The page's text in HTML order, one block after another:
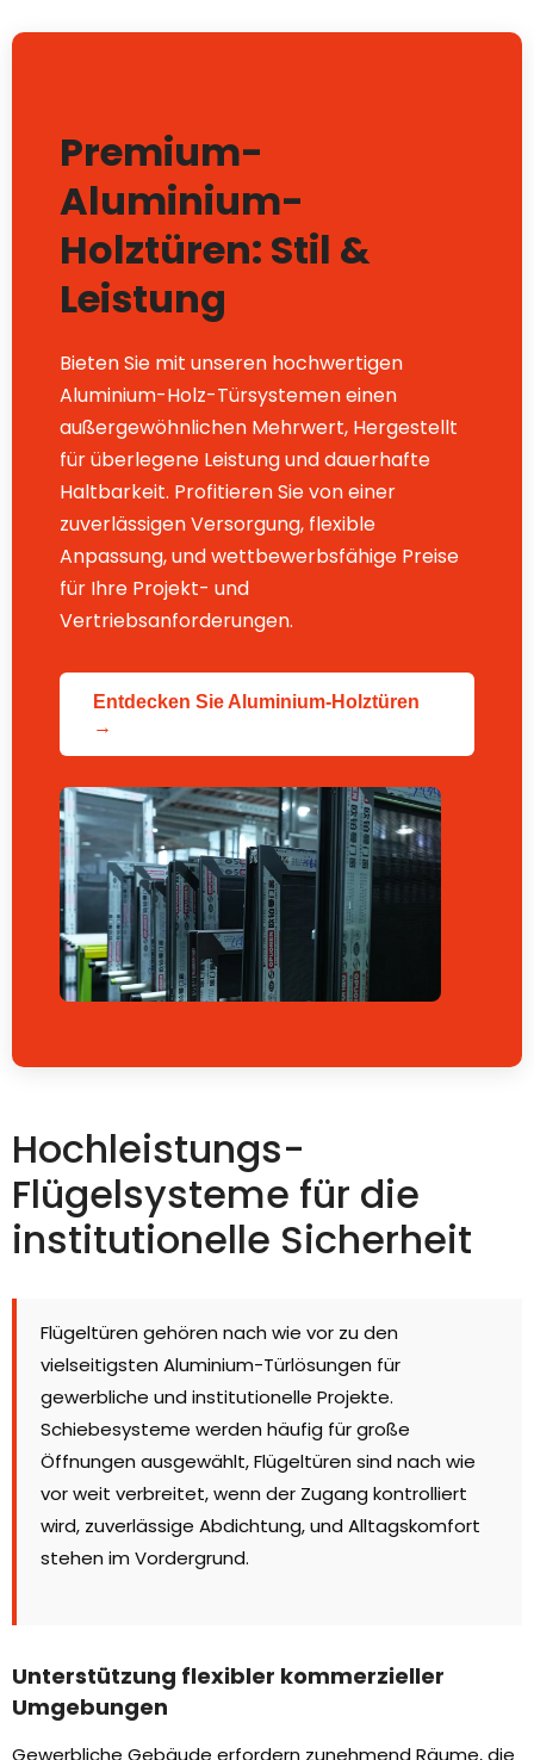
Premium-
Aluminium-
Holztüren: Stil &
Leistung
Bieten Sie mit unseren hochwertigen
Aluminium-Holz-Türsystemen einen
außergewöhnlichen Mehrwert, Hergestellt
für überlegene Leistung und dauerhafte
Haltbarkeit. Profitieren Sie von einer
zuverlässigen Versorgung, flexible
Anpassung, und wettbewerbsfähige Preise
für Ihre Projekt- und
Vertriebsanforderungen.
Entdecken Sie Aluminium-Holztüren
→
Hochleistungs-
Flügelsysteme für die
institutionelle Sicherheit
Flügeltüren gehören nach wie vor zu den
vielseitigsten Aluminium-Türlösungen für
gewerbliche und institutionelle Projekte.
Schiebesysteme werden häufig für große
Öffnungen ausgewählt, Flügeltüren sind nach wie
vor weit verbreitet, wenn der Zugang kontrolliert
wird, zuverlässige Abdichtung, und Alltagskomfort
stehen im Vordergrund.
Unterstützung flexibler kommerzieller
Umgebungen
Gewerbliche Gebäude erfordern zunehmend Räume, die